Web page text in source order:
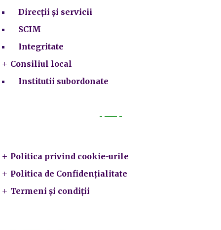
Direcții și servicii
SCIM
Integritate
Consiliul local
Institutii subordonate
Politica privind cookie-urile
Politica de Confidențialitate
Termeni și condiții